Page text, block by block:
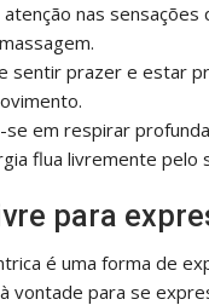
atenção nas sensações
sentir prazer e estar
se em respirar
flua livremente pelo
para
é uma forma de
vontade para se